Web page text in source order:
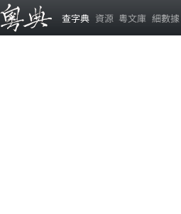
查字典 資源 粵文庫 細數據